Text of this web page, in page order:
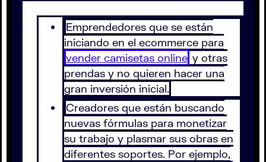
Emprendedores que se están
iniciando en el ecommerce para
vender camisetas online y otras
prendas y no quieren hacer una
gran inversión inicial.
Creadores que están buscando
nuevas fórmulas para monetizar
su trabajo y plasmar sus obras en
diferentes soportes. Por ejemplo,